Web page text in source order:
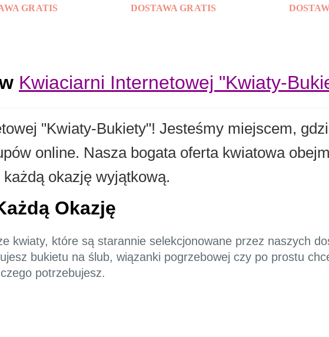
GRATIS DOSTAWA GRATIS
Kwiaciarni Internetowej "Kwiaty-
"Kwiaty-Bukiety"! Jesteśmy miejscem,
online. Nasza bogata oferta kwiatowa
okazję wyjątkową.
Okazję
kwiaty, które są starannie selekcjonowane przez naszych
bukietu na ślub, wiązanki pogrzebowej czy po prostu
potrzebujesz.